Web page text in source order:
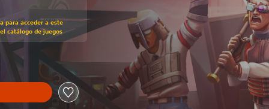
original de 32,99 €
para acceder a este
catálogo de juegos